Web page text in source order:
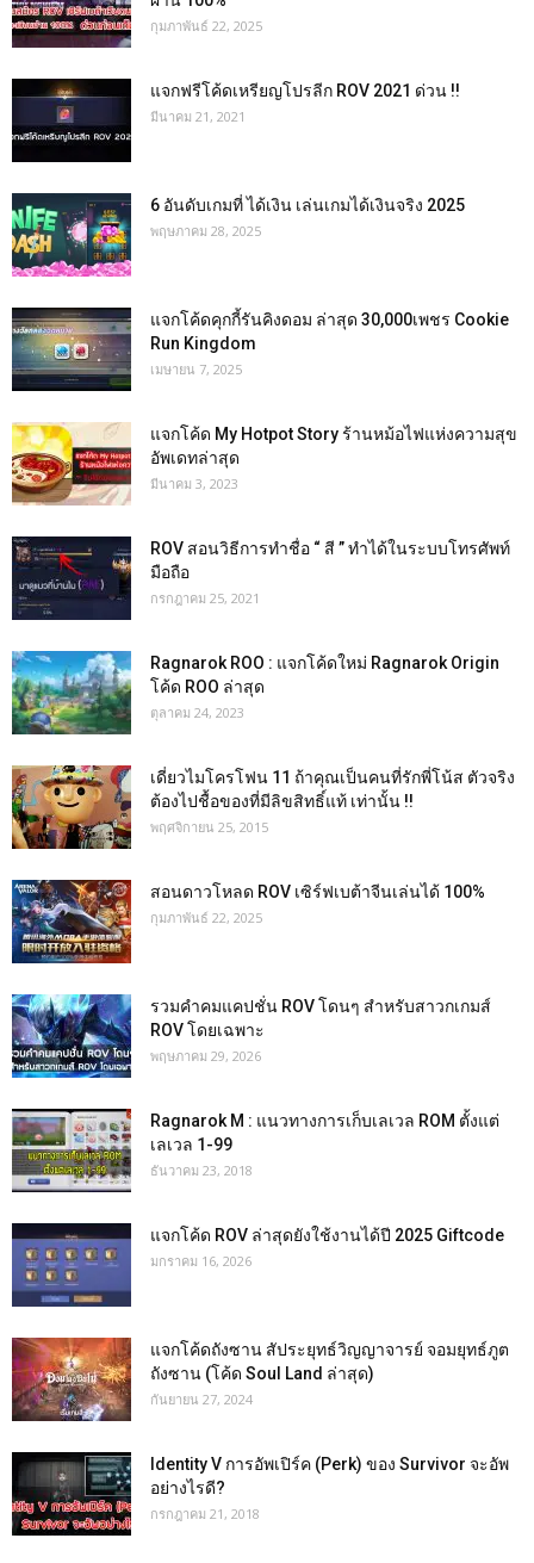
กุมภาพันธ์ 22, 2025
แจกฟรีโค้ดเหรียญโปรลีก ROV 2021 ด่วน !!
มีนาคม 21, 2021
6 อันดับเกมที่ ได้เงิน เล่นเกมได้เงินจริง 2025
พฤษภาคม 28, 2025
แจกโค้ดคุกกี้รันคิงดอม ล่าสุด 30,000เพชร Cookie
Run Kingdom
เมษายน 7, 2025
แจกโค้ด My Hotpot Story ร้านหม้อไฟแห่งความสุข
อัพเดทล่าสุด
มีนาคม 3, 2023
ROV สอนวิธีการทำชื่อ “ สี ” ทำได้ในระบบโทรศัพท์
มือถือ
กรกฎาคม 25, 2021
Ragnarok ROO : แจกโค้ดใหม่ Ragnarok Origin
โค้ด ROO ล่าสุด
ตุลาคม 24, 2023
เดี่ยวไมโครโฟน 11 ถ้าคุณเป็นคนที่รักพี่โน้ส ตัวจริง
ต้องไปชื้อของที่มีลิขสิทธิ์แท้ เท่านั้น !!
พฤศจิกายน 25, 2015
สอนดาวโหลด ROV เซิร์ฟเบต้าจีนเล่นได้ 100%
กุมภาพันธ์ 22, 2025
รวมคำคมแคปชั่น ROV โดนๆ สำหรับสาวกเกมส์
ROV โดยเฉพาะ
พฤษภาคม 29, 2026
Ragnarok M : แนวทางการเก็บเลเวล ROM ตั้งแต่
เลเวล 1-99
ธันวาคม 23, 2018
แจกโค้ด ROV ล่าสุดยังใช้งานได้ปี 2025 Giftcode
มกราคม 16, 2026
แจกโค้ดถังซาน สัประยุทธ์วิญญาจารย์ จอมยุทธ์ภูต
ถังซาน (โค้ด Soul Land ล่าสุด)
กันยายน 27, 2024
Identity V การอัพเปิร์ค (Perk) ของ Survivor จะอัพ
อย่างไรดี?
กรกฎาคม 21, 2018